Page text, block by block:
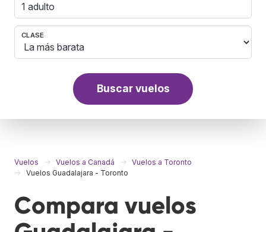
1 adulto
CLASE
Buscar vuelos
Vuelos Vuelos a Canadá
Vuelos a Toronto
Vuelos Guadalajara - Toronto
Compara vuelos